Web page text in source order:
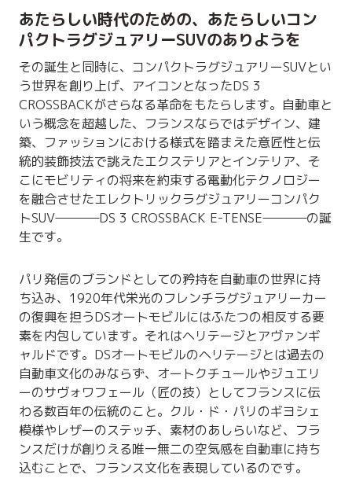
あたらしい時代のための、あたらしいコン
パクトラグジュアリーSUVのありようを
その誕生と同時に、コンパクトラグジュアリーSUVとい
う世界を創り上げ、アイコンとなったDS 3
CROSSBACKがさらなる革命をもたらします。自動車と
いう概念を超越した、フランスならではデザイン、建
築、ファッションにおける様式を踏まえた意匠性と伝
統的装飾技法で誂えたエクステリアとインテリア、そ
こにモビリティの将来を約束する電動化テクノロジー
を融合させたエレクトリックラグジュアリーコンパク
トSUV
DS 3 CROSSBACK E-TENSE
の誕
生です。
パリ発信のブランドとしての矜持を自動車の世界に持
ち込み、1920年代栄光のフレンチラグジュアリーカー
の復興を担うDSオートモビルにはふたつの相反する要
素を内包しています。それはヘリテージとアヴァンギ
ャルドです。DSオートモビルのヘリテージとは過去の
自動車文化のみならず、オートクチュールやジュエリ
ーのサヴォワフェール（匠の技）としてフランスに伝
わる数百年の伝統のこと。クル・ド・パリのギヨシェ
模様やレザーのステッチ、素材のあしらいなど、フラ
ンスだけが創りえる唯一無二の空気感を自動車に持ち
込むことで、フランス文化を表現しているのです。